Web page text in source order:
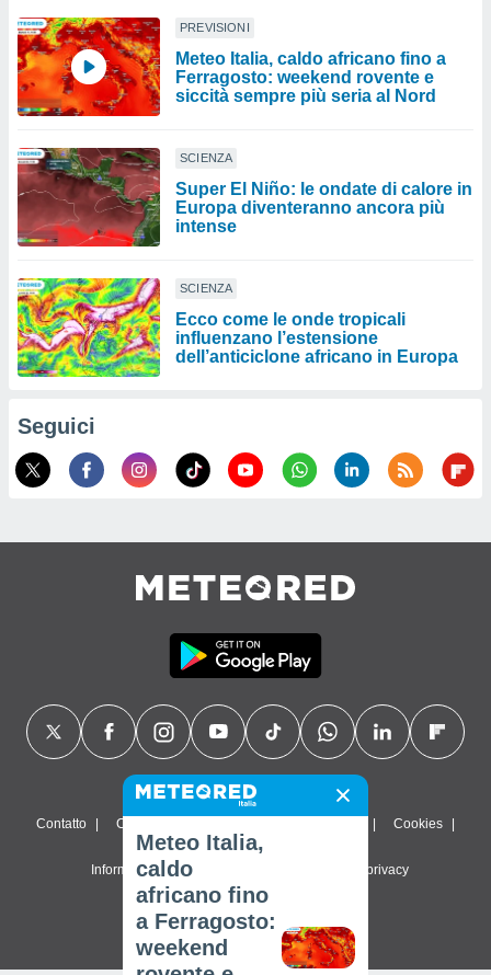
PREVISIONI
Meteo Italia, caldo africano fino a
Ferragosto: weekend rovente e
siccità sempre più seria al Nord
SCIENZA
Super El Niño: le ondate di calore in
Europa diventeranno ancora più
intense
SCIENZA
Ecco come le onde tropicali
influenzano l’estensione
dell’anticiclone africano in Europa
Seguici
Contatto Chi siamo Cookies
Informativa sulla privacy Impostazioni sulla privacy
© 2026 Meteored. Tutti i diritti riservati
Meteo Italia,
caldo
africano fino
a Ferragosto:
weekend